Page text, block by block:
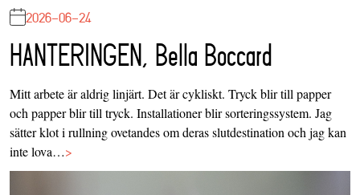
2026-06-24
HANTERINGEN, Bella Boccard
Mitt arbete är aldrig linjärt. Det är cykliskt. Tryck blir till papper
och papper blir till tryck. Installationer blir sorteringssystem. Jag
sätter klot i rullning ovetandes om deras slutdestination och jag kan
inte lova…>